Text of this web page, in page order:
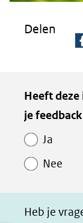
Delen
l
e
a
Kopie
van
Heeft
je
Ja
Nee
Heb je